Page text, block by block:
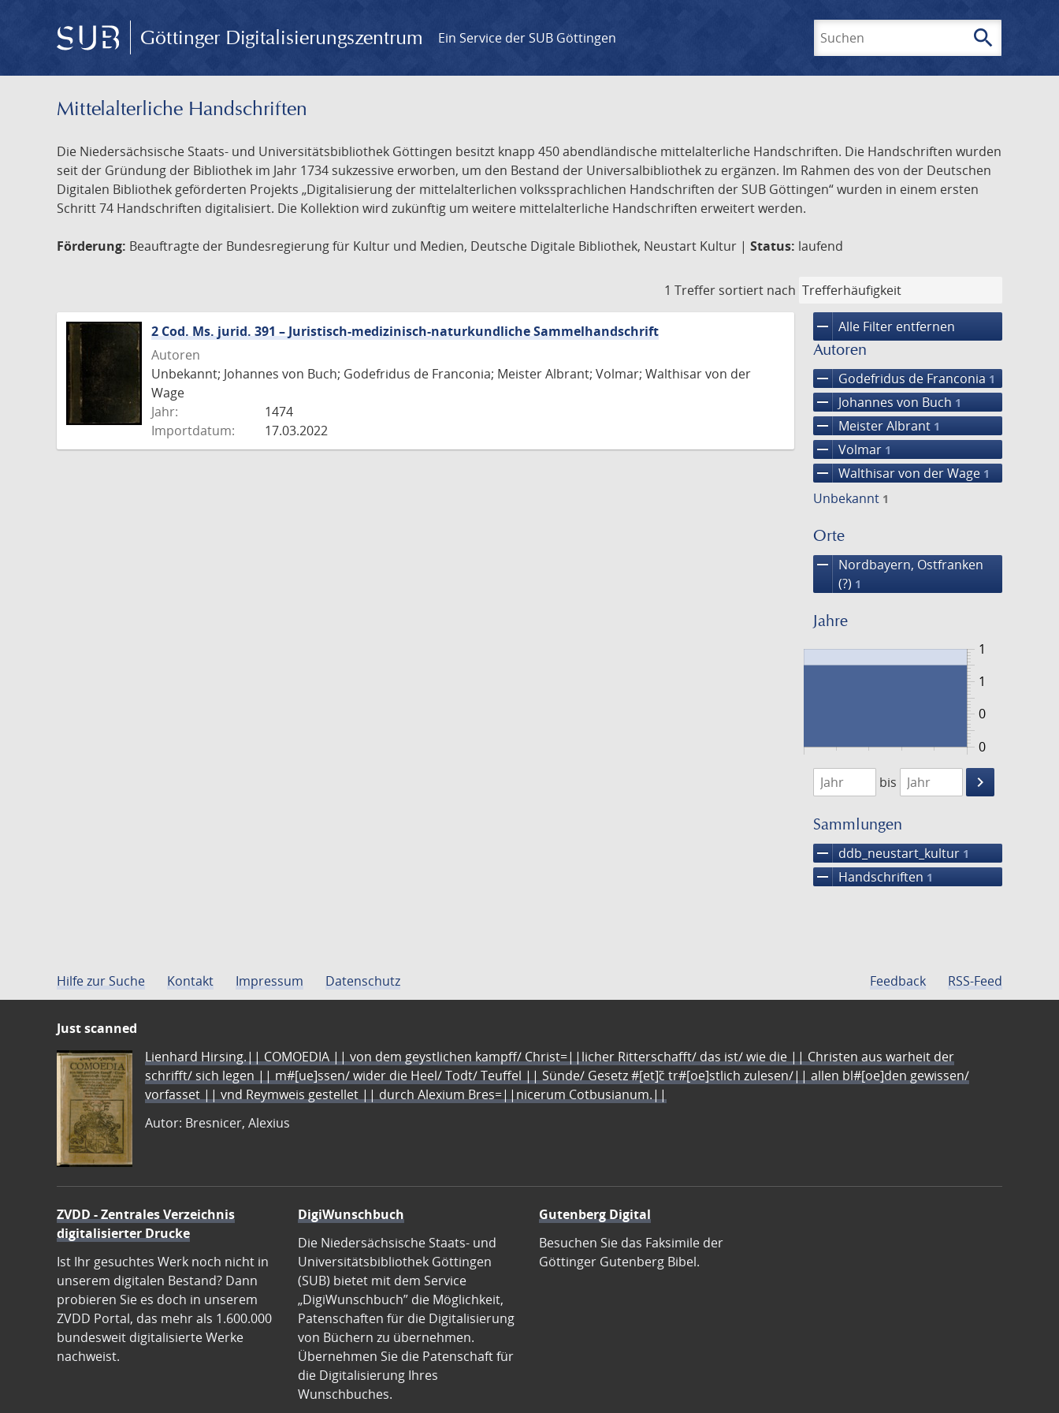
Göttinger Digitalisierungszentrum Ein Service der SUB Göttingen search
Mittelalterliche Handschriften
Die Niedersächsische Staats- und Universitätsbibliothek Göttingen besitzt knapp 450 abendländische mittelalterliche Handschriften. Die Handschriften wurden
seit der Gründung der Bibliothek im Jahr 1734 sukzessive erworben, um den Bestand der Universalbibliothek zu ergänzen. Im Rahmen des von der Deutschen
Digitalen Bibliothek geförderten Projekts „Digitalisierung der mittelalterlichen volkssprachlichen Handschriften der SUB Göttingen“ wurden in einem ersten
Schritt 74 Handschriften digitalisiert. Die Kollektion wird zukünftig um weitere mittelalterliche Handschriften erweitert werden.
Förderung: Beauftragte der Bundesregierung für Kultur und Medien, Deutsche Digitale Bibliothek, Neustart Kultur | Status: laufend
1 Treffer sortiert nach
remove Alle Filter entfernen
Autoren
remove Godefridus de Franconia 1
remove Johannes von Buch 1
remove Meister Albrant 1
remove Volmar 1
remove Walthisar von der Wage 1
Unbekannt 1
Orte
remove
Nordbayern, Ostfranken
(?) 1
Jahre
0
1
0
1
1474
1475
bis
keyboard_arrow_right
Suche
Sammlungen
remove ddb_neustart_kultur 1
remove Handschriften 1
2 Cod. Ms. jurid. 391 – Juristisch-medizinisch-naturkundliche Sammelhandschrift
Autoren
Unbekannt; Johannes von Buch; Godefridus de Franconia; Meister Albrant; Volmar; Walthisar von der
Wage
Jahr:
1474
Importdatum:
17.03.2022
Hilfe zur Suche Kontakt Impressum Datenschutz Feedback RSS-Feed
Just scanned
Lienhard Hirsing.|| COMOEDIA || von dem geystlichen kampff/ Christ=||licher Ritterschafft/ das ist/ wie die || Christen aus warheit der
schrifft/ sich legen || m#[ue]ssen/ wider die Heel/ Todt/ Teuffel || Sünde/ Gesetz #[et]c̃ tr#[oe]stlich zulesen/|| allen bl#[oe]den gewissen/
vorfasset || vnd Reymweis gestellet || durch Alexium Bres=||nicerum Cotbusianum.||
Autor: Bresnicer, Alexius
ZVDD - Zentrales Verzeichnis
digitalisierter Drucke
Ist Ihr gesuchtes Werk noch nicht in
unserem digitalen Bestand? Dann
probieren Sie es doch in unserem
ZVDD Portal, das mehr als 1.600.000
bundesweit digitalisierte Werke
nachweist.
DigiWunschbuch
Die Niedersächsische Staats- und
Universitätsbibliothek Göttingen
(SUB) bietet mit dem Service
„DigiWunschbuch” die Möglichkeit,
Patenschaften für die Digitalisierung
von Büchern zu übernehmen.
Übernehmen Sie die Patenschaft für
die Digitalisierung Ihres
Wunschbuches.
Gutenberg Digital
Besuchen Sie das Faksimile der
Göttinger Gutenberg Bibel.